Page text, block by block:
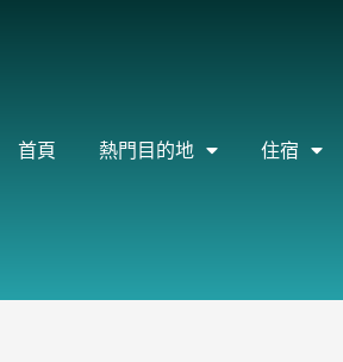
首頁 熱門目的地 住宿